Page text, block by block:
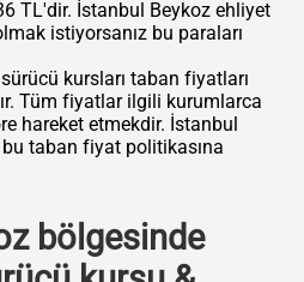
TL'dir. İstanbul Beykoz ehliyet
istiyorsanız bu paraları
kursları taban fiyatları
Tüm fiyatlar ilgili kurumlarca
hareket etmekdir. İstanbul
taban fiyat politikasına
bölgesinde